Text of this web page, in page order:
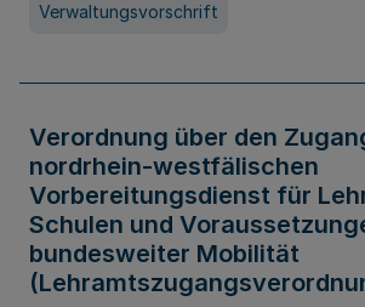
Verwaltungsvorschrift
Verordnung über den
nordrhein-westfälischen
Vorbereitungsdienst für
Schulen und
bundesweiter Mobilität